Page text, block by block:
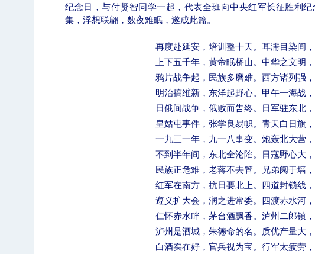
纪念日，与付贤智同学一起，代表全班向中央红军长征胜利
集，浮想联翩，数夜难眠，遂成此篇。
再度赴延安，培训整十天。耳濡目染间，
上下五千年，黄帝眠桥山。中华之文明
鸦片战争起，民族多磨难。西方诸列强，
明治搞维新，东洋起野心。甲午一海战，
日俄间战争，俄败而告终。日军驻东北，
皇姑屯事件，张学良易帜。青天白日旗，
一九三一年，九一八事变。炮轰北大营，
不到半年间，东北全沦陷。日寇野心大，
民族正危难，老蒋不去管。兄弟阋于墙，
红军在南方，抗日要北上。四道封锁线，
遵义扩大会，润之进常委。四渡赤水河，
仁怀赤水畔，茅台酒飘香。泸州二郎镇，
泸州是酒城，朱德命的名。质优产量大，
白酒实在好，官兵视为宝。行军太疲劳，
【审核评估】新一轮本科教育教学审核评估工作